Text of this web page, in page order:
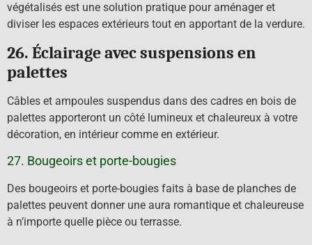
végétalisés est une solution pratique pour aménager et
diviser les espaces extérieurs tout en apportant de la verdure.
26. Éclairage avec suspensions en
palettes
Câbles et ampoules suspendus dans des cadres en bois de
palettes apporteront un côté lumineux et chaleureux à votre
décoration, en intérieur comme en extérieur.
27. Bougeoirs et porte-bougies
Des bougeoirs et porte-bougies faits à base de planches de
palettes peuvent donner une aura romantique et chaleureuse
à n’importe quelle pièce ou terrasse.